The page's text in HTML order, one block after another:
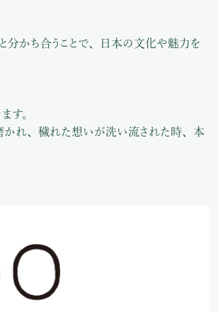
かち合うことで、日本の文化や魅力を
す。
かれ、穢れた想いが洗い流された時、本